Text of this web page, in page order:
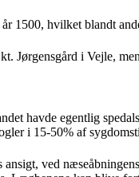
1500, hvilket blandt
Jørgensgård i Vejle,
havde egentlig
i 15-50% af
ansigt, ved